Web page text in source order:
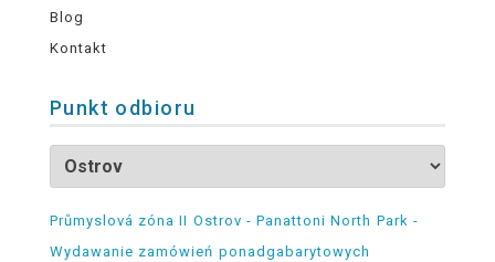
Blog
Kontakt
Punkt odbioru
Průmyslová zóna II Ostrov - Panattoni North Park -
Wydawanie zamówień ponadgabarytowych